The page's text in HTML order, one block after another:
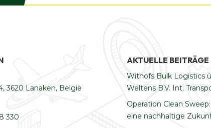
3620 Lanaken, België
330
AKTUELLE BEITRÄGE
Withofs Bulk Logistics
Weltens B.V. Int.
Operation Clean
eine nachhaltige